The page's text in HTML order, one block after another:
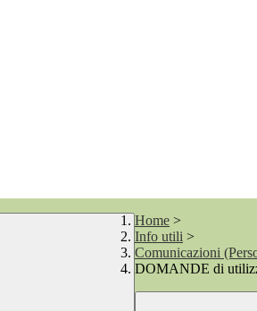
Home >
Info utili >
Comunicazioni
DOMANDE di